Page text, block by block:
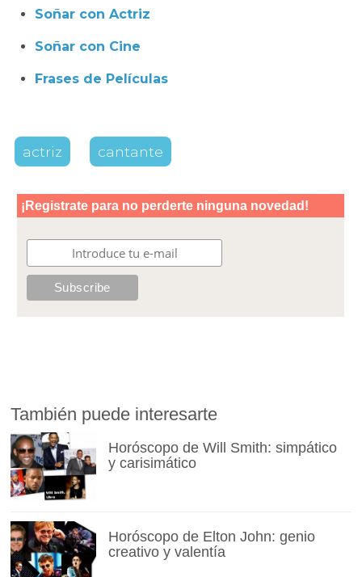
Soñar con Actriz
Soñar con Cine
Frases de Películas
actriz cantante
También puede interesarte
Horóscopo de Will Smith: simpático
y carisimático
Horóscopo de Elton John: genio
creativo y valentía